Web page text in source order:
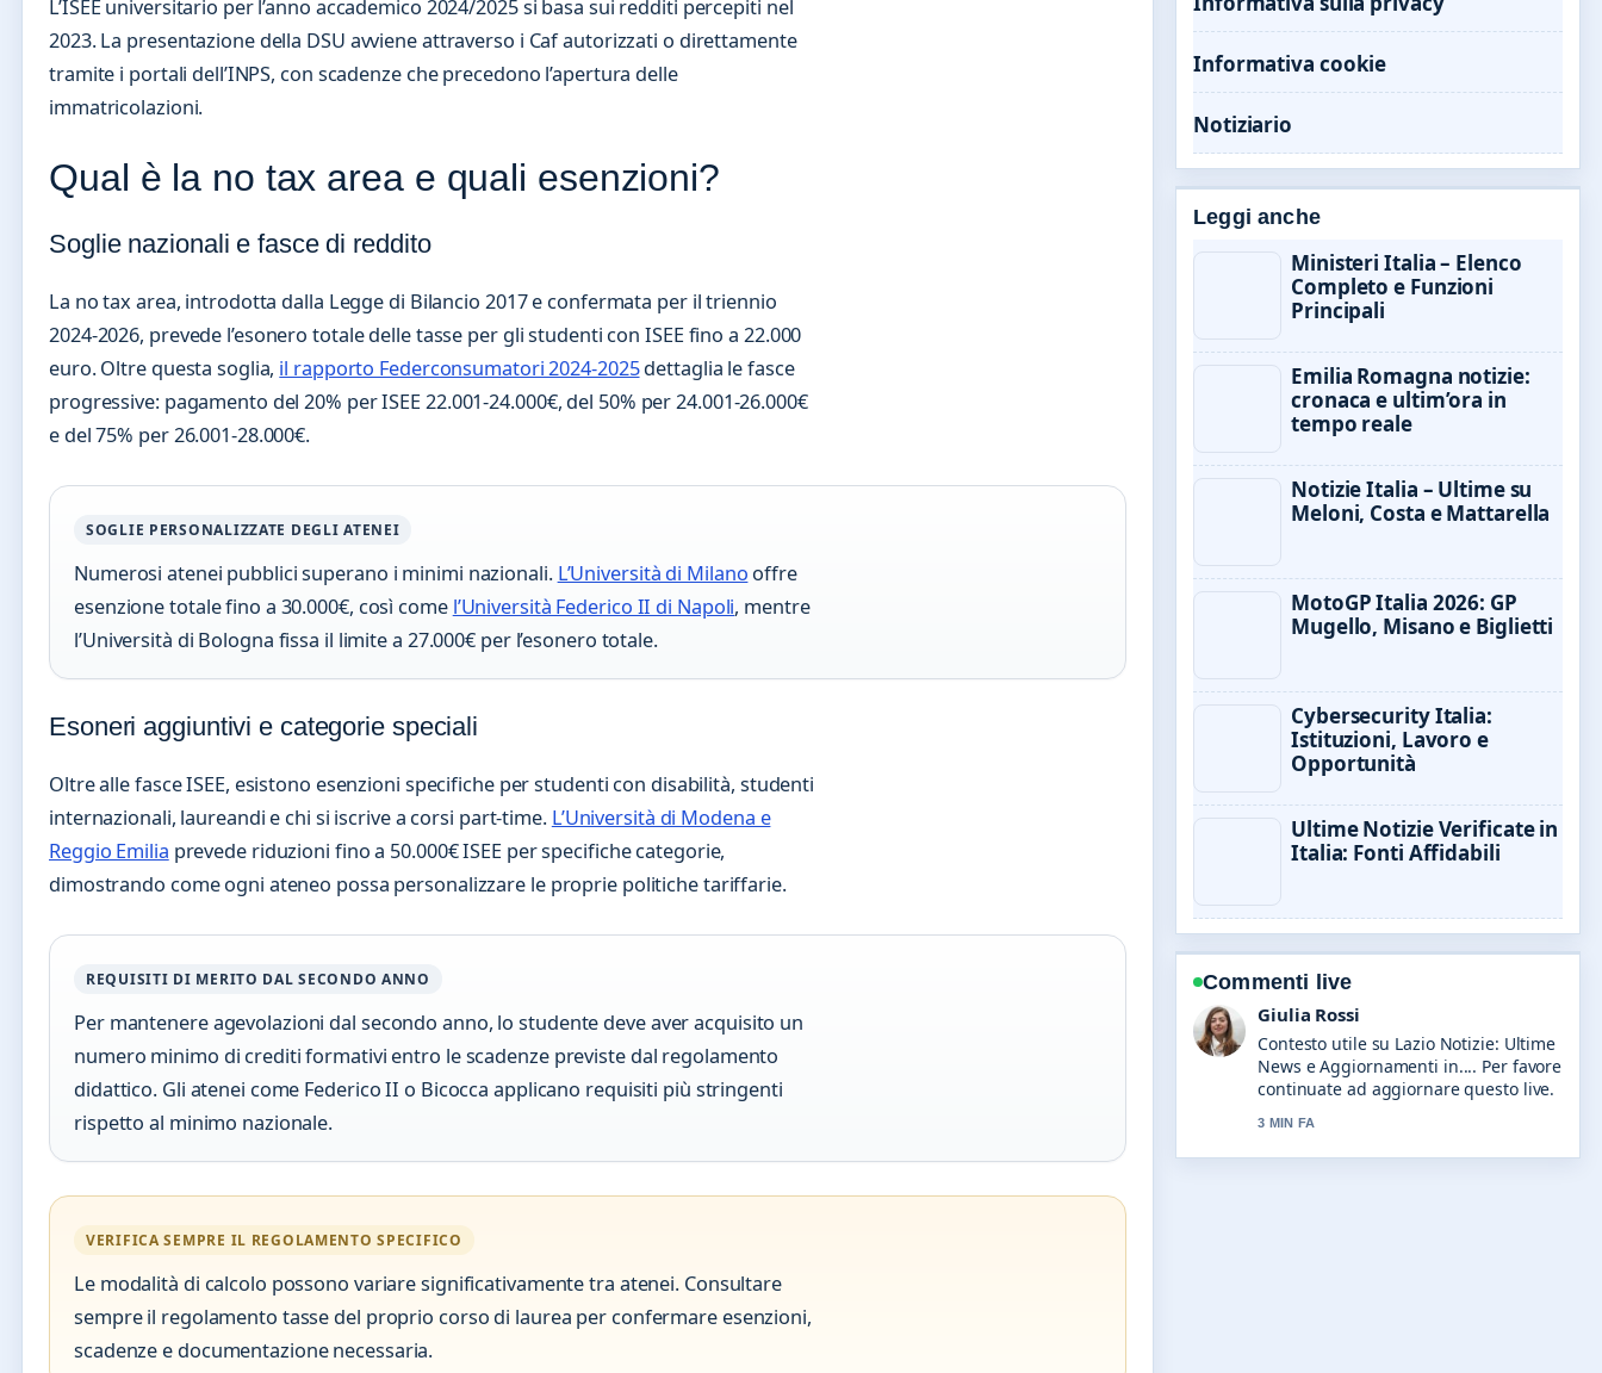
L’ISEE universitario per l’anno accademico 2024/2025 si basa sui redditi percepiti nel
2023. La presentazione della DSU avviene attraverso i Caf autorizzati o direttamente
tramite i portali dell’INPS, con scadenze che precedono l’apertura delle
immatricolazioni.
Qual è la no tax area e quali esenzioni?
Soglie nazionali e fasce di reddito
La no tax area, introdotta dalla Legge di Bilancio 2017 e confermata per il triennio
2024-2026, prevede l’esonero totale delle tasse per gli studenti con ISEE fino a 22.000
euro. Oltre questa soglia, il rapporto Federconsumatori 2024-2025dettaglia le fasce
progressive: pagamento del 20% per ISEE 22.001-24.000€, del 50% per 24.001-26.000€
e del 75% per 26.001-28.000€.
SOGLIE PERSONALIZZATE DEGLI ATENEI
Numerosi atenei pubblici superano i minimi nazionali. L’Università di Milano offre
esenzione totale fino a 30.000€, così come l’Università Federico II di Napoli, mentre
l’Università di Bologna fissa il limite a 27.000€ per l’esonero totale.
Esoneri aggiuntivi e categorie speciali
Oltre alle fasce ISEE, esistono esenzioni specifiche per studenti con disabilità, studenti
internazionali, laureandi e chi si iscrive a corsi part-time. L’Università di Modena e
Reggio Emilia prevede riduzioni fino a 50.000€ ISEE per specifiche categorie,
dimostrando come ogni ateneo possa personalizzare le proprie politiche tariffarie.
REQUISITI DI MERITO DAL SECONDO ANNO
Per mantenere agevolazioni dal secondo anno, lo studente deve aver acquisito un
numero minimo di crediti formativi entro le scadenze previste dal regolamento
didattico. Gli atenei come Federico II o Bicocca applicano requisiti più stringenti
rispetto al minimo nazionale.
VERIFICA SEMPRE IL REGOLAMENTO SPECIFICO
Le modalità di calcolo possono variare significativamente tra atenei. Consultare
sempre il regolamento tasse del proprio corso di laurea per confermare esenzioni,
scadenze e documentazione necessaria.
Informativa cookie
Notiziario
Leggi anche
Ministeri Italia – Elenco
Completo e Funzioni
Principali
Emilia Romagna notizie:
cronaca e ultim’ora in
tempo reale
Notizie Italia – Ultime su
Meloni, Costa e Mattarella
MotoGP Italia 2026: GP
Mugello, Misano e Biglietti
Cybersecurity Italia:
Istituzioni, Lavoro e
Opportunità
Ultime Notizie Verificate in
Italia: Fonti Affidabili
Commenti live
Marco Bianchi
La copertura di Sicilia Notizie: fonti
per ultime notizie in... sembra solida e
molto facile da seguire.
5 MIN FA